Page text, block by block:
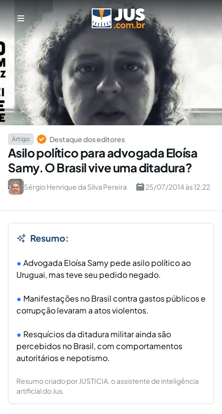
Artigo Destaque dos editores
Asilo político para advogada Eloísa
Samy. O Brasil vive uma ditadura?
Sérgio Henrique da Silva Pereira 25/07/2014 às 12:22
Resumo:
Advogada Eloísa Samy pede asilo político ao
Uruguai, mas teve seu pedido negado.
Manifestações no Brasil contra gastos públicos e
corrupção levaram a atos violentos.
Resquícios da ditadura militar ainda são
percebidos no Brasil, com comportamentos
autoritários e nepotismo.
Resumo criado por JUSTICIA, o assistente de inteligência
artificial do Jus.